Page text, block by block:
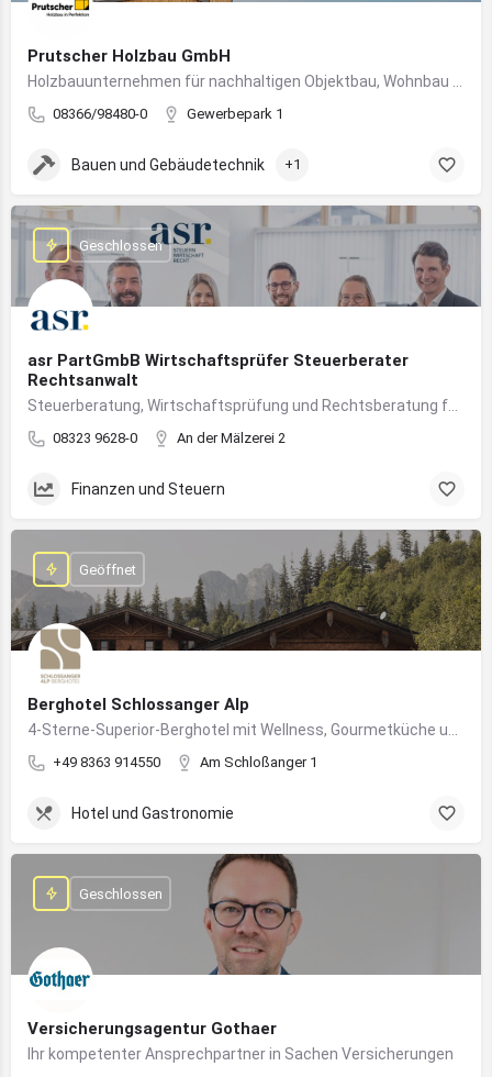
Prutscher Holzbau GmbH
08366/98480-0 Gewerbepark 1
Bauen und Gebäudetechnik +1
asr PartGmbB Wirtschaftsprüfer Steuerberater
Rechtsanwalt
08323 9628-0 An der Mälzerei 2
Geschlossen
Finanzen und Steuern
Berghotel Schlossanger Alp
+49 8363 914550 Am Schloßanger 1
Geöffnet
Hotel und Gastronomie
Versicherungsagentur Gothaer
Ihr kompetenter Ansprechpartner in Sachen Versicherungen
Geschlossen